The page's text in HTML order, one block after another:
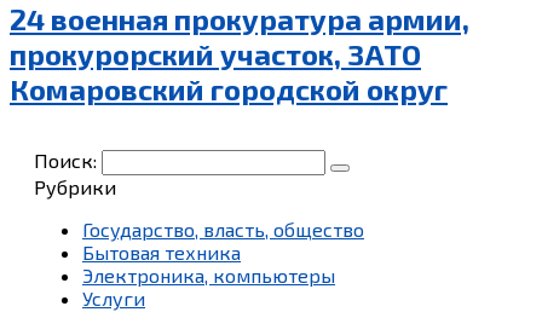
24 военная прокуратура армии,
прокурорский участок, ЗАТО
Комаровский городской округ
Поиск:
Рубрики
Государство, власть, общество
Бытовая техника
Электроника, компьютеры
Услуги